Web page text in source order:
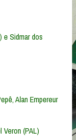
e Sidmar dos
Alan Empereur
Veron (PAL)